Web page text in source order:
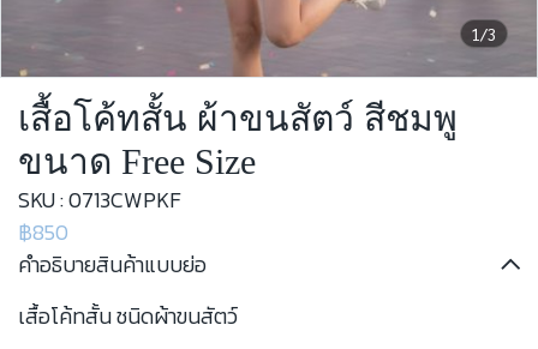
1/3
เสื้อโค้ทสั้น ผ้าขนสัตว์ สีชมพู
ขนาด Free Size
SKU : 0713CWPKF
฿850
คำอธิบายสินค้าแบบย่อ
เสื้อโค้ทสั้น ชนิดผ้าขนสัตว์